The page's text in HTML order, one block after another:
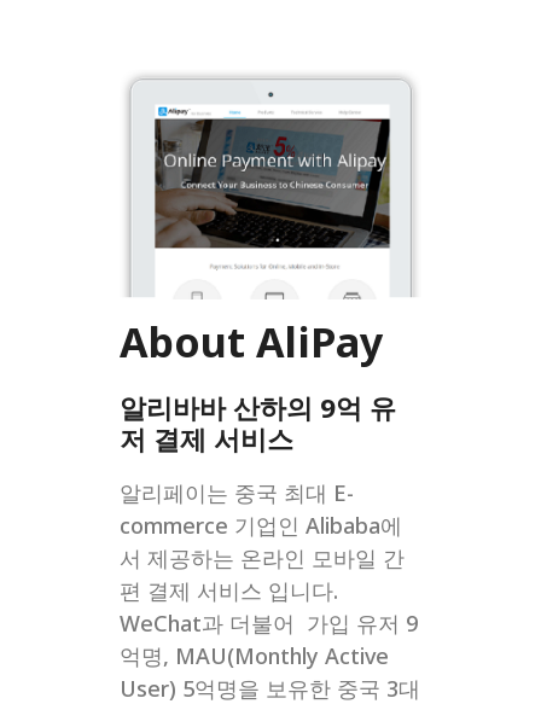
About AliPay
알리바바 산하의 9억 유
저 결제 서비스
알리페이는 중국 최대 E-
commerce 기업인 Alibaba에
서 제공하는 온라인 모바일 간
편 결제 서비스 입니다.
WeChat과 더불어 가입 유저 9
억명, MAU(Monthly Active
User) 5억명을 보유한 중국 3대